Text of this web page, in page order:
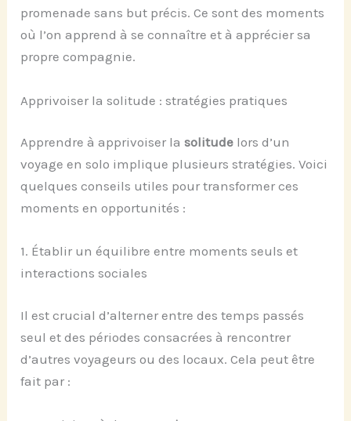
promenade sans but précis. Ce sont des moments
où l’on apprend à se connaître et à apprécier sa
propre compagnie.
Apprivoiser la solitude : stratégies pratiques
Apprendre à apprivoiser lasolitude lors d’un
voyage en solo implique plusieurs stratégies. Voici
quelques conseils utiles pour transformer ces
moments en opportunités :
1. Établir un équilibre entre moments seuls et
interactions sociales
Il est crucial d’alterner entre des temps passés
seul et des périodes consacrées à rencontrer
d’autres voyageurs ou des locaux. Cela peut être
fait par :